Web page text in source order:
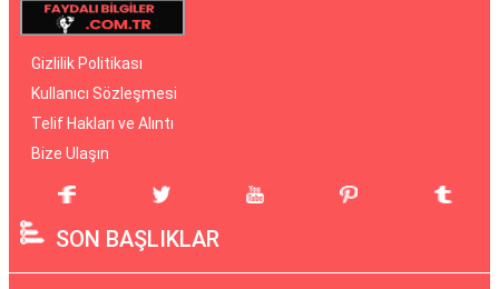
Gizlilik Politikası
Kullanıcı Sözleşmesi
Telif Hakları ve Alıntı
Bize Ulaşın
SON BAŞLIKLAR